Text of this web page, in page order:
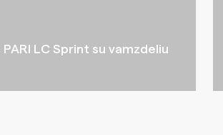
LC Sprint su vamzdeliu